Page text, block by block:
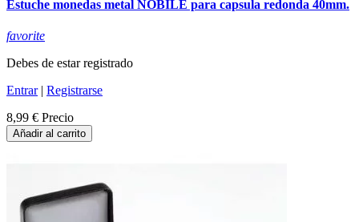
Estuche monedas metal NOBILE para capsula redonda 40mm.
favorite
Debes de estar registrado
Entrar| Registrarse
8,99 € Precio
Añadir al carrito